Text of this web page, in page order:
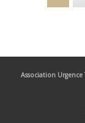
Association Urgence